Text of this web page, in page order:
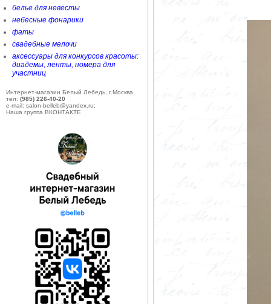
белье для невесты
небесные фонарики
фаты
свадебные мелочи
аксессуары для конкурсов красоты:
диадемы, ленты, номера для
участниц
Интернет-магазин Белый Лебедь, г.Москва
тел: (985) 226-40-20
e-mail: salon-belleb@yandex.ru;
Наша группа ВКОНТАКТЕ